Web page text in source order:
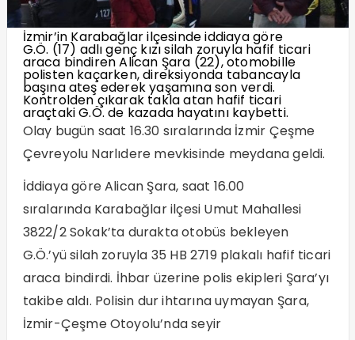
İzmir’in Karabağlar ilçesinde iddiaya göre
G.Ö. (17) adlı genç kızı silah zoruyla hafif ticari
araca bindiren Alican Şara (22), otomobille
polisten kaçarken, direksiyonda tabancayla
başına ateş ederek yaşamına son verdi.
Kontrolden çıkarak takla atan hafif ticari
araçtaki G.Ö. de kazada hayatını kaybetti.
Olay bugün saat 16.30 sıralarında İzmir Çeşme
Çevreyolu Narlıdere mevkisinde meydana geldi.
İddiaya göre Alican Şara, saat 16.00
sıralarında Karabağlar ilçesi Umut Mahallesi
3822/2 Sokak’ta durakta otobüs bekleyen
G.Ö.’yü silah zoruyla 35 HB 2719 plakalı hafif ticari
araca bindirdi. İhbar üzerine polis ekipleri Şara’yı
takibe aldı. Polisin dur ihtarına uymayan Şara,
İzmir-Çeşme Otoyolu’nda seyir